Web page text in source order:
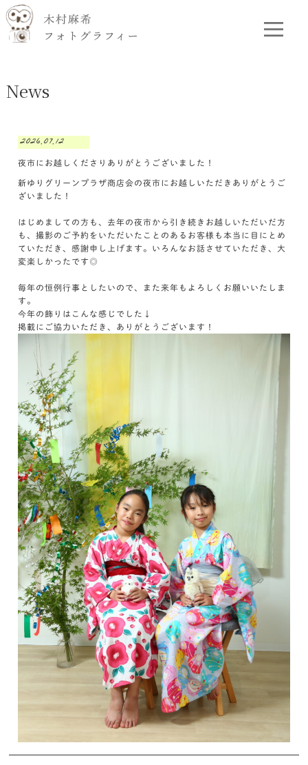
News
2026.07.12
夜市にお越しくださりありがとうございました！
新ゆりグリーンプラザ商店会の夜市にお越しいただきありがとうご
ざいました！
はじめましての方も、去年の夜市から引き続きお越しいただいだ方
も、撮影のご予約をいただいたことのあるお客様も本当に目にとめ
ていただき、感謝申し上げます。いろんなお話させていただき、大
変楽しかったです◎
毎年の恒例行事としたいので、また来年もよろしくお願いいたしま
す。
今年の飾りはこんな感じでした↓
掲載にご協力いただき、ありがとうございます！